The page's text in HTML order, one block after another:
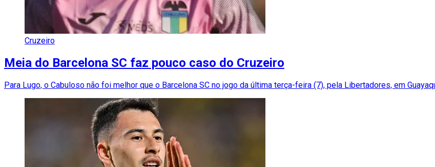
Cruzeiro
Meia do Barcelona SC faz pouco caso do Cruzeiro
Para Lugo, o Cabuloso não foi melhor que o Barcelona SC no jogo da última terça-feira (7), pela Libertadores, em